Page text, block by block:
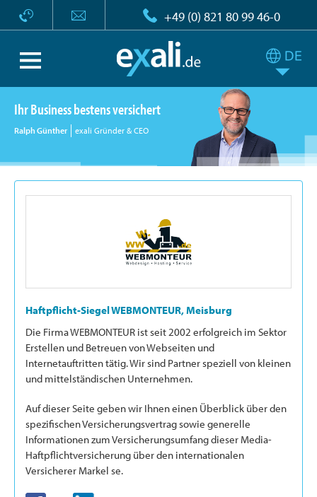
+49 (0) 821 80 99 46-0
Ihr Business bestens versichert
Ralph Günther exali Gründer & CEO
Haftpflicht-Siegel WEBMONTEUR, Meisburg
Die Firma WEBMONTEUR ist seit 2002 erfolgreich im Sektor
Erstellen und Betreuen von Webseiten und
Internetauftritten tätig. Wir sind Partner speziell von kleinen
und mittelständischen Unternehmen.
Auf dieser Seite geben wir Ihnen einen Überblick über den
spezifischen Versicherungsvertrag sowie generelle
Informationen zum Versicherungsumfang dieser Media-
Haftpflichtversicherung über den internationalen
Versicherer Markel se.